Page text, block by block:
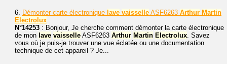
6. Démonter carte électronique lave vaisselle ASF6263 Arthur Martin
Electrolux
N°14253 : Bonjour, Je cherche comment démonter la carte électronique
de mon lave vaisselle ASF6263 Arthur Martin Electrolux. Savez
vous où je puis-je trouver une vue éclatée ou une documentation
technique de cet appareil ? Je...